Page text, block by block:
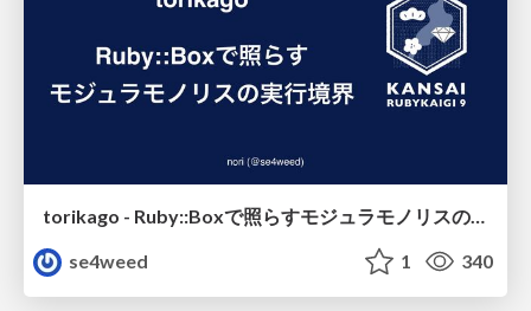
se4weed
1 340